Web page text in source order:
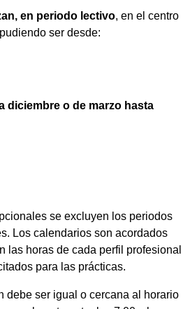
en periodo lectivo, en el centro
ser desde:
diciembre o de marzo hasta
se excluyen los periodos
Los calendarios son acordados
las horas de cada perfil profesional
para las prácticas.
debe ser igual o cercana al horario